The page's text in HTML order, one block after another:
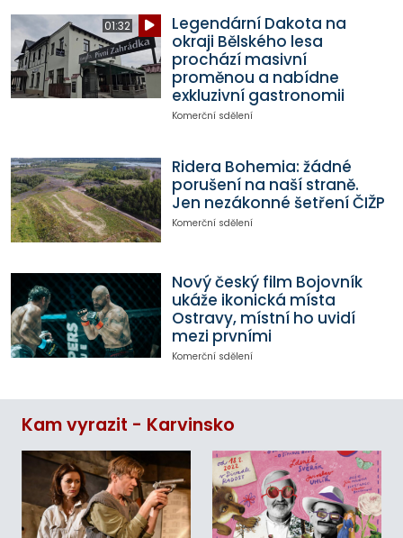
01:32
Legendární Dakota na
okraji Bělského lesa
prochází masivní
proměnou a nabídne
exkluzivní gastronomii
Komerční sdělení
Ridera Bohemia: žádné
porušení na naší straně.
Jen nezákonné šetření ČIŽP
Komerční sdělení
Nový český film Bojovník
ukáže ikonická místa
Ostravy, místní ho uvidí
mezi prvními
Komerční sdělení
Kam vyrazit - Karvinsko